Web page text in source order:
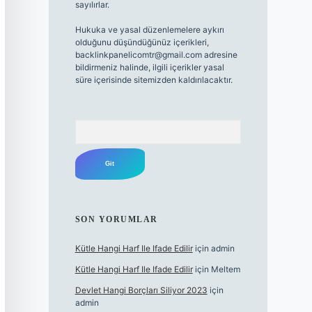
sayılırlar.
Hukuka ve yasal düzenlemelere aykırı
olduğunu düşündüğünüz içerikleri,
backlinkpanelicomtr@gmail.comadresine
bildirmeniz halinde, ilgili içerikler yasal
süre içerisinde sitemizden kaldırılacaktır.
SON YORUMLAR
Kütle Hangi Harf Ile Ifade Ediliriçin admin
Kütle Hangi Harf Ile Ifade Ediliriçin Meltem
Devlet Hangi Borçları Siliyor 2023 için
admin